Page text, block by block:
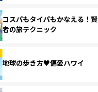
コスパもタイパもかなえる！賢
者の旅テクニック
地球の歩き方♥偏愛ハワイ